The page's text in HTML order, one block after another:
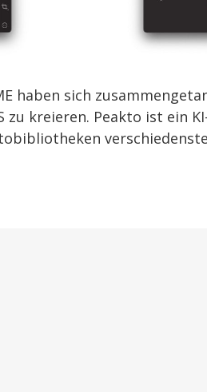
haben sich
zu kreieren. Peakto ist ein